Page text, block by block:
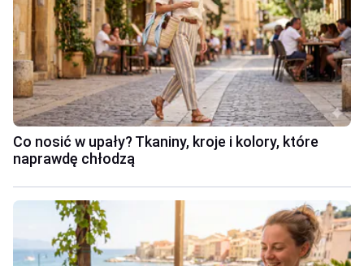
Co nosić w upały? Tkaniny, kroje i kolory, które
naprawdę chłodzą